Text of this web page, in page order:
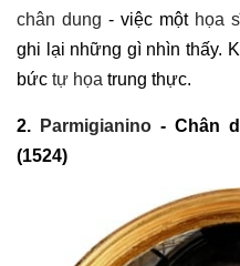
chân dung - việc một họa
ghi lại những gì nhìn thấy.
bức tự họa trung thực.
2. Parmigianino - Chân
(1524)